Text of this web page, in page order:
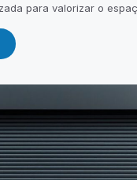
para valorizar o